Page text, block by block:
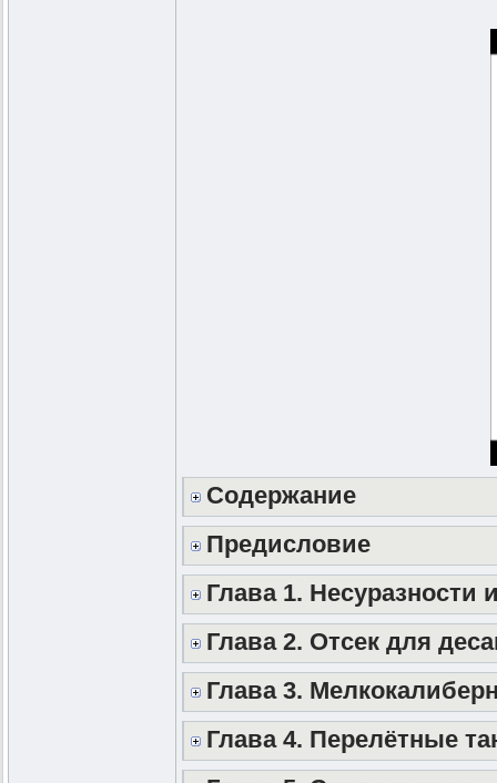
Содержание
Предисловие
Глава 1. Несуразности
Глава 2. Отсек для
Глава 3.
Глава 4. Перелётные